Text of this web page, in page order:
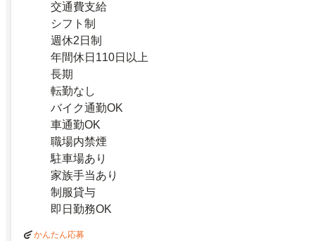
交通費支給
シフト制
週休2日制
年間休日110日以上
長期
転勤なし
バイク通勤OK
車通勤OK
職場内禁煙
駐車場あり
家族手当あり
制服貸与
即日勤務OK
かんたん応募